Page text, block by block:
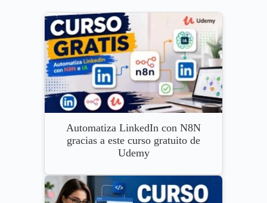
Automatiza LinkedIn con N8N
gracias a este curso gratuito de
Udemy